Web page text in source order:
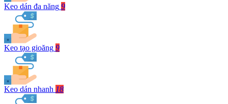
Keo dán đa năng 9
Keo tạo gioăng 9
Keo dán nhanh 18